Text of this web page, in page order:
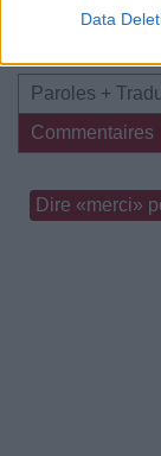
Data
Paroles +
Commentaires
Dire «merci»